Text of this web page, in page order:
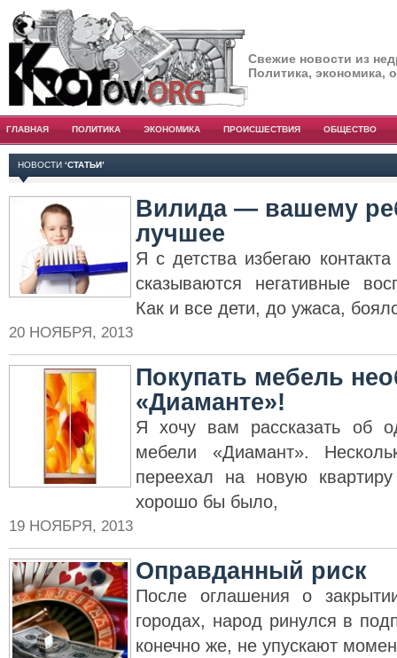
Свежие новости из
Политика, экономика,
ГЛАВНАЯ ПОЛИТИКА ЭКОНОМИКА ПРОИСШЕСТВИЯ ОБЩЕСТВО
НОВОСТИ ‘СТАТЬИ’
Вилида — вашему
лучшее
Я с детства избегаю
сказываются негативные
Как и все дети, до ужаса,
20 НОЯБРЯ, 2013
Покупать мебель
«Диаманте»!
Я хочу вам рассказать об
мебели «Диамант».
переехал на новую
хорошо бы было,
19 НОЯБРЯ, 2013
Оправданный риск
После оглашения о
городах, народ ринулся в
конечно же, не упускают